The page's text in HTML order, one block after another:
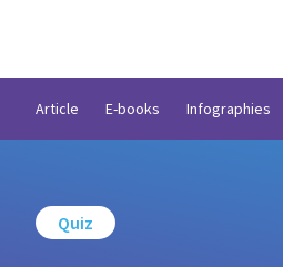
Article E-books Infographies
Quiz